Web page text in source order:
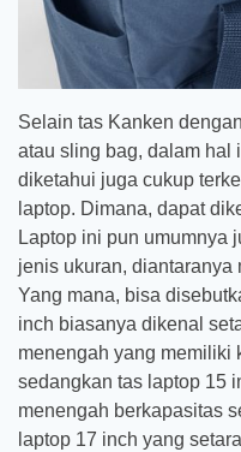
Selain tas Kanken
atau sling bag, dalam hal
diketahui juga cukup
laptop. Dimana, dapat
Laptop ini pun umumnya
jenis ukuran, diantaranya
Yang mana, bisa
inch biasanya dikenal
menengah yang memiliki
sedangkan tas laptop 15
menengah berkapasitas
laptop 17 inch yang